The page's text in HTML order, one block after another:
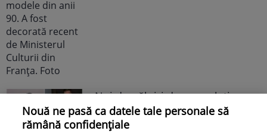
Noi dezvăluiri despre relația
actuală dintre Andreea Popescu
și Dan Alexa. Relația ei
Nouă ne pasă ca datele tale personale să
rămână confidențiale